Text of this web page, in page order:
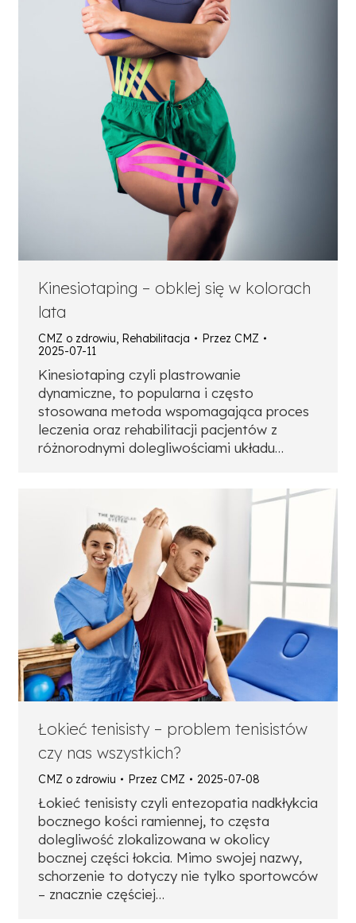
Kinesiotaping – obklej się w kolorach
lata
CMZ o zdrowiu, Rehabilitacja Przez CMZ
2025-07-11
Kinesiotaping czyli plastrowanie
dynamiczne, to popularna i często
stosowana metoda wspomagająca proces
leczenia oraz rehabilitacji pacjentów z
różnorodnymi dolegliwościami układu…
Łokieć tenisisty – problem tenisistów
czy nas wszystkich?
CMZ o zdrowiu Przez CMZ 2025-07-08
Łokieć tenisisty czyli entezopatia nadkłykcia
bocznego kości ramiennej, to częsta
dolegliwość zlokalizowana w okolicy
bocznej części łokcia. Mimo swojej nazwy,
schorzenie to dotyczy nie tylko sportowców
– znacznie częściej…